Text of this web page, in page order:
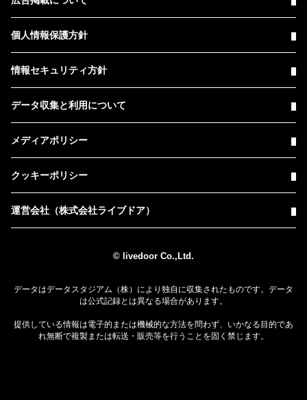
個人情報保護方針
情報セキュリティ方針
データ収集と利用について
メディアポリシー
クッキーポリシー
運営会社（株式会社ライブドア）
© livedoor Co.,Ltd.
データはデータスタジアム（株）により独自に収集されたものです。データ
は公式記録とは異なる場合があります。
提供している情報は電子的または機械的な方法を問わず、いかなる目的であ
れ無断で複製または転送・販売等を行うことを固く禁じます。